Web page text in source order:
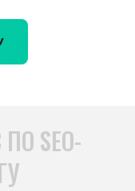
SEO-